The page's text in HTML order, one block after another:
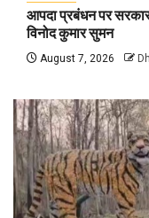
आपदा प्रबंधन पर सरकार
विनोद कुमार सुमन
August 7, 2026